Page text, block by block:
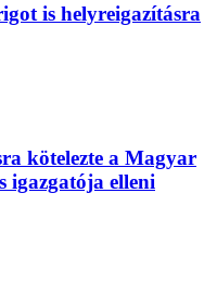
is helyreigazításra
kötelezte a Magyar
igazgatója elleni